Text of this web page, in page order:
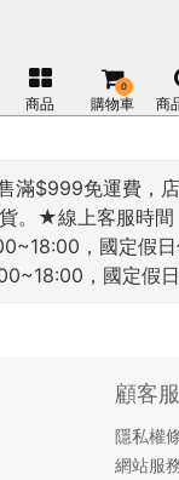
滿$999免運費，
。★線上客服時間
，國定假
，國定假日
商品 購物車
0
商
顧客
隱私權
網站服